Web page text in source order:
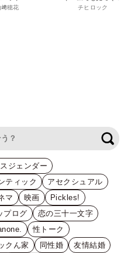
﨑穂花 チヒロック
ジェンダー
ティック
アセクシュアル
マ 映画
Pickles!
プログ
恋の三十一文字
性トーク
クん家 同性婚
友情結婚